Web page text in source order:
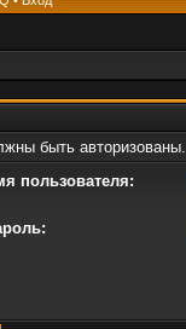
быть авторизованы.
пользователя: